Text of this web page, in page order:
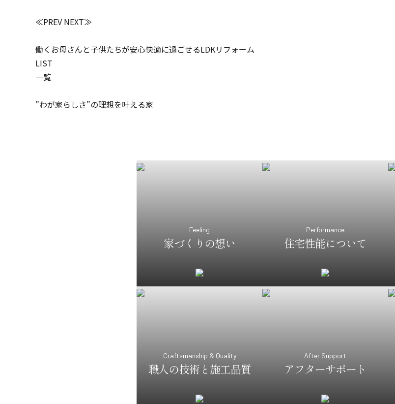
≪PREV NEXT≫
働くお母さんと子供たちが安心快適に過ごせるLDKリフォーム
LIST
一覧
”わが家らしさ”の理想を叶える家
Feeling
家づくりの想い
Performance
住宅性能について
Craftsmanship & Quality
職人の技術と施工品質
After Support
アフターサポート